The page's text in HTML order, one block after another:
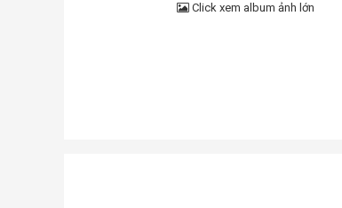
Click xem album ảnh lớn